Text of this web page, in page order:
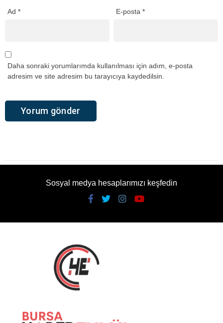
Ad * E-posta*
Daha sonraki yorumlarımda kullanılması için adım, e-posta
adresim ve site adresim bu tarayıcıya kaydedilsin.
Sosyal medya hesaplarımızı keşfedin